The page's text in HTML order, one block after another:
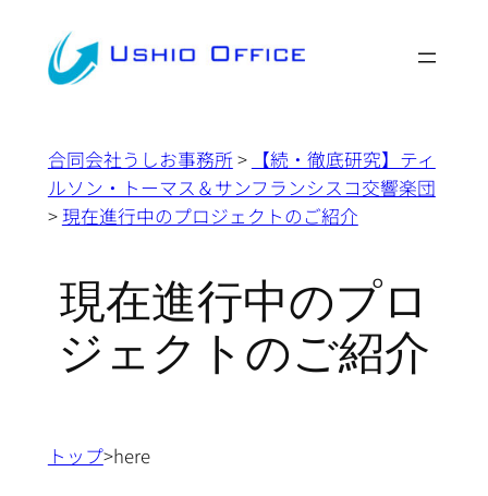
合同会社うしお事務所 >
【続・徹底研究】ティ
ルソン・トーマス＆サンフランシスコ交響楽団
>現在進行中のプロジェクトのご紹介
現在進行中のプロ
ジェクトのご紹介
トップ>here